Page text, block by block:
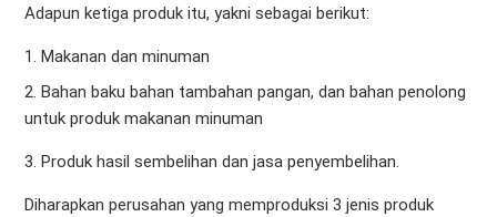
Adapun ketiga produk itu, yakni sebagai berikut:
Makanan dan minuman
2. Bahan baku bahan tambahan pangan, dan bahan penolong
untuk produk makanan minuman
3. Produk hasil sembelihan dan jasa penyembelihan.
Diharapkan perusahan yang memproduksi 3 jenis produk